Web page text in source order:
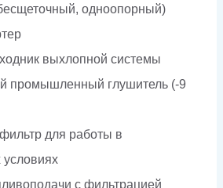
одноопорный)
выхлопной системы
промышленный глушитель (-9
для работы в
с фильтрацией